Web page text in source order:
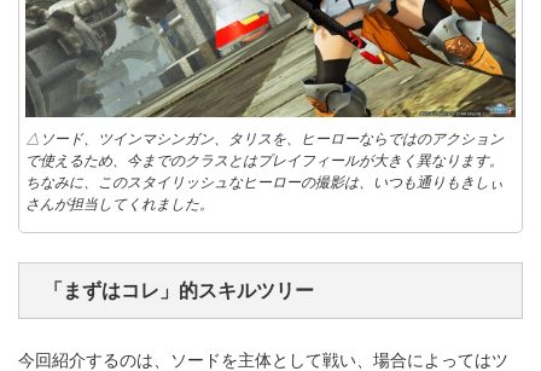
△ソード、ツインマシンガン、タリスを、ヒーローならではのアクション
で使えるため、今までのクラスとはプレイフィールが大きく異なります。
ちなみに、このスタイリッシュなヒーローの撮影は、いつも通りもきしぃ
さんが担当してくれました。
「まずはコレ」的スキルツリー
今回紹介するのは、ソードを主体として戦い、場合によってはツ